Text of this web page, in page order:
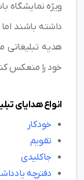
ویژه نمایشگاه
داشته باشند
هدیه تبلیغاتی
خود را منعکس
انواع هدایای
خودکار
تقویم
جاکلیدی
دفترچه